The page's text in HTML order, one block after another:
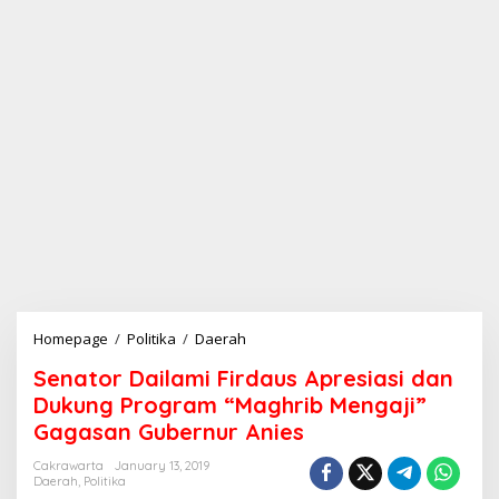
Homepage / Politika / Daerah
n
a
t
o
Senator Dailami Firdaus Apresiasi dan
Dukung Program “Maghrib Mengaji”
Gagasan Gubernur Anies
Cakrawarta
January 13, 2019
Daerah, Politika